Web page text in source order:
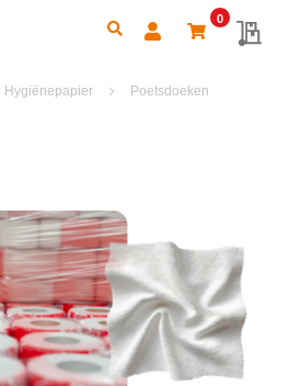
0
Search
Hygiënepapier Poetsdoeken